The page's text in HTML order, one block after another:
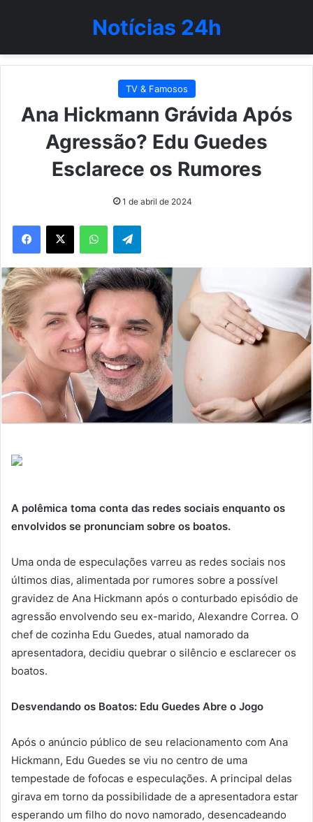
Notícias 24h
TV & Famosos
Ana Hickmann Grávida Após
Agressão? Edu Guedes
Esclarece os Rumores
1 de abril de 2024
WhatsAppTelegram
A polêmica toma conta das redes sociais enquanto os
envolvidos se pronunciam sobre os boatos.
Uma onda de especulações varreu as redes sociais nos
últimos dias, alimentada por rumores sobre a possível
gravidez de Ana Hickmann após o conturbado episódio de
agressão envolvendo seu ex-marido, Alexandre Correa. O
chef de cozinha Edu Guedes, atual namorado da
apresentadora, decidiu quebrar o silêncio e esclarecer os
boatos.
Desvendando os Boatos: Edu Guedes Abre o Jogo
Após o anúncio público de seu relacionamento com Ana
Hickmann, Edu Guedes se viu no centro de uma
tempestade de fofocas e especulações. A principal delas
girava em torno da possibilidade de a apresentadora estar
esperando um filho do novo namorado, desencadeando